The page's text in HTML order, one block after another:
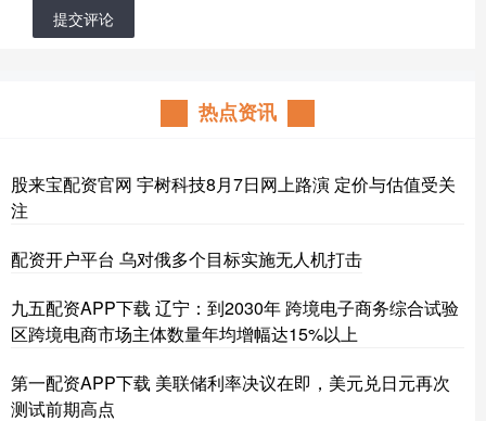
提交评论
热点资讯
股来宝配资官网 宇树科技8月7日网上路演 定价与估值受关
注
配资开户平台 乌对俄多个目标实施无人机打击
九五配资APP下载 辽宁：到2030年 跨境电子商务综合试验
区跨境电商市场主体数量年均增幅达15%以上
第一配资APP下载 美联储利率决议在即，美元兑日元再次
测试前期高点